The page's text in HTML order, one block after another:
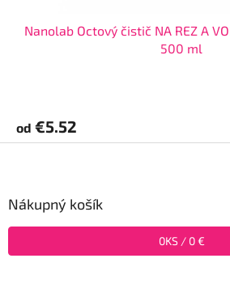
Nanolab Octový čistič NA REZ A
500 ml
od €5.52
Nákupný košík
0KS / 0 €